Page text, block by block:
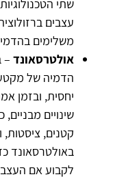
שתי
עצבים
משלימים
אולטרסאונד –
הדמיה של
יחסית, ובזמן
שינויים
קטנים,
באולטרסאונד
לקבוע אם העצב